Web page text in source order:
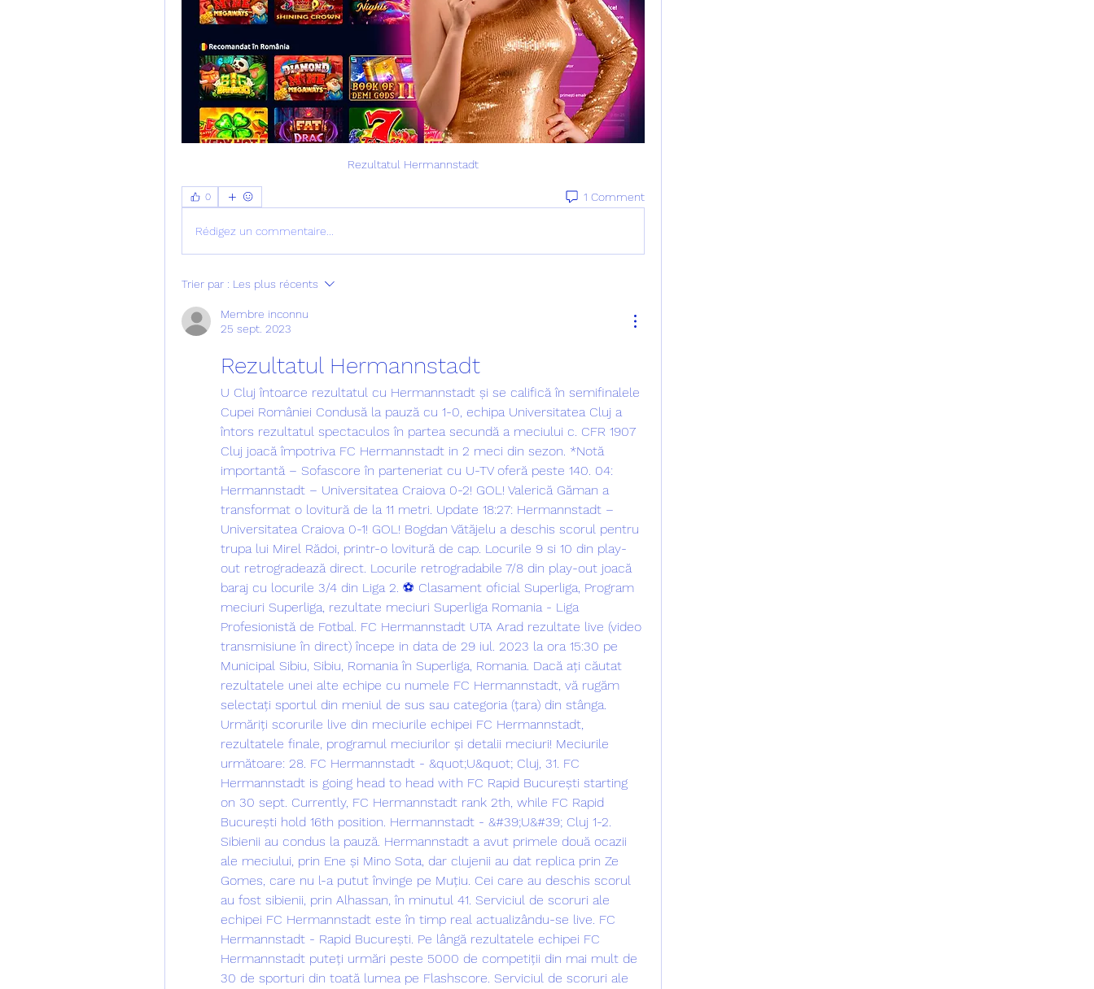
Rezultatul Hermannstadt
0 1 Comment
Rédigez un commentaire...
Trier par : Les plus récents
Membre inconnu
25 sept. 2023
Rezultatul Hermannstadt
U Cluj întoarce rezultatul cu Hermannstadt și se califică în semifinalele
Cupei României Condusă la pauză cu 1-0, echipa Universitatea Cluj a
întors rezultatul spectaculos în partea secundă a meciului c. CFR 1907
Cluj joacă împotriva FC Hermannstadt in 2 meci din sezon. *Notă
importantă – Sofascore în parteneriat cu U-TV oferă peste 140. 04:
Hermannstadt – Universitatea Craiova 0-2! GOL! Valerică Găman a
transformat o lovitură de la 11 metri. Update 18:27: Hermannstadt –
Universitatea Craiova 0-1! GOL! Bogdan Vătăjelu a deschis scorul pentru
trupa lui Mirel Rădoi, printr-o lovitură de cap. Locurile 9 si 10 din play-
out retrogradează direct. Locurile retrogradabile 7/8 din play-out joacă
baraj cu locurile 3/4 din Liga 2. ⚽ Clasament oficial Superliga, Program
meciuri Superliga, rezultate meciuri Superliga Romania - Liga
Profesionistă de Fotbal. FC Hermannstadt UTA Arad rezultate live (video
transmisiune în direct) începe in data de 29 iul. 2023 la ora 15:30 pe
Municipal Sibiu, Sibiu, Romania în Superliga, Romania. Dacă ați căutat
rezultatele unei alte echipe cu numele FC Hermannstadt, vă rugăm
selectați sportul din meniul de sus sau categoria (țara) din stânga.
Urmăriți scorurile live din meciurile echipei FC Hermannstadt,
rezultatele finale, programul meciurilor și detalii meciuri! Meciurile
următoare: 28. FC Hermannstadt - &quot;U&quot; Cluj, 31. FC
Hermannstadt is going head to head with FC Rapid București starting
on 30 sept. Currently, FC Hermannstadt rank 2th, while FC Rapid
București hold 16th position. Hermannstadt - &#39;U&#39; Cluj 1-2.
Sibienii au condus la pauză. Hermannstadt a avut primele două ocazii
ale meciului, prin Ene și Mino Sota, dar clujenii au dat replica prin Ze
Gomes, care nu l-a putut învinge pe Muțiu. Cei care au deschis scorul
au fost sibienii, prin Alhassan, în minutul 41. Serviciul de scoruri ale
echipei FC Hermannstadt este în timp real actualizându-se live. FC
Hermannstadt - Rapid București. Pe lângă rezultatele echipei FC
Hermannstadt puteți urmări peste 5000 de competiții din mai mult de
30 de sporturi din toată lumea pe Flashscore. Serviciul de scoruri ale